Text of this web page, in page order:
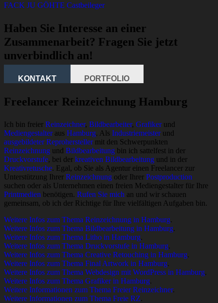
FACK JU GÖHTE Castbeileger
Haben Sie Interesse an einer
Zusammenarbeit? Fragen Sie jetzt
unverbindlich an!
KONTAKT PORTFOLIO
Freelancer Reinzeichnung Hamburg
Ich bin freier Reinzeichner, Bildbearbeiter, Grafikerund
Mediengestalteraus Hamburg. Als Industriemeisterund
ausgebildeter Reproherstellermit den Schwerpunkten
Reinzeichnung und Bildbearbeitung bin ich sattelfest in der
Druckvorstufe, bei der kreativen Bildbearbeitung und in der
Kreativretusche. Egal, ob Sie als Agentur einen Freelancer zur
Unterstützung Ihrer Reinzeichnung oder Ihrer Postproduction
suchen oder als Unternehmen einen freien Mediengestalter für Ihre
Printmedien benötigen. Rufen Sie mich an und wir schauen
gemeinsam, ob ich der Richtige für Ihre vielfältigen Aufgaben bin.
Weitere Infos zum Thema Reinzeichnung in Hamburg.
Weitere Infos zum Thema Bildbearbeitung in Hamburg.
Weitere Infos zum Thema Litho in Hamburg.
Weitere Infos zum Thema Druckvorstufe in Hamburg.
Weitere Infos zum Thema Creative Retouching in Hamburg.
Weitere Infos zum Thema Final Artwork in Hamburg.
Weitere Infos zum Thema Webdesign mit WordPress in Hamburg.
Weitere Infos zum Thema Grafiker in Hamburg.
Weitere Informationen zum Thema Freier Reinzeichner.
Weitere Informationen zum Thema Freie RZ.